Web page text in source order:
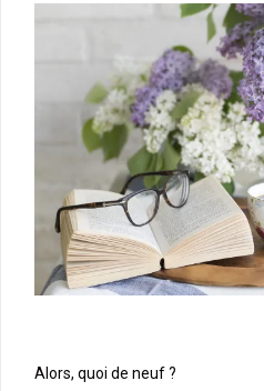
Alors, quoi de neuf ?